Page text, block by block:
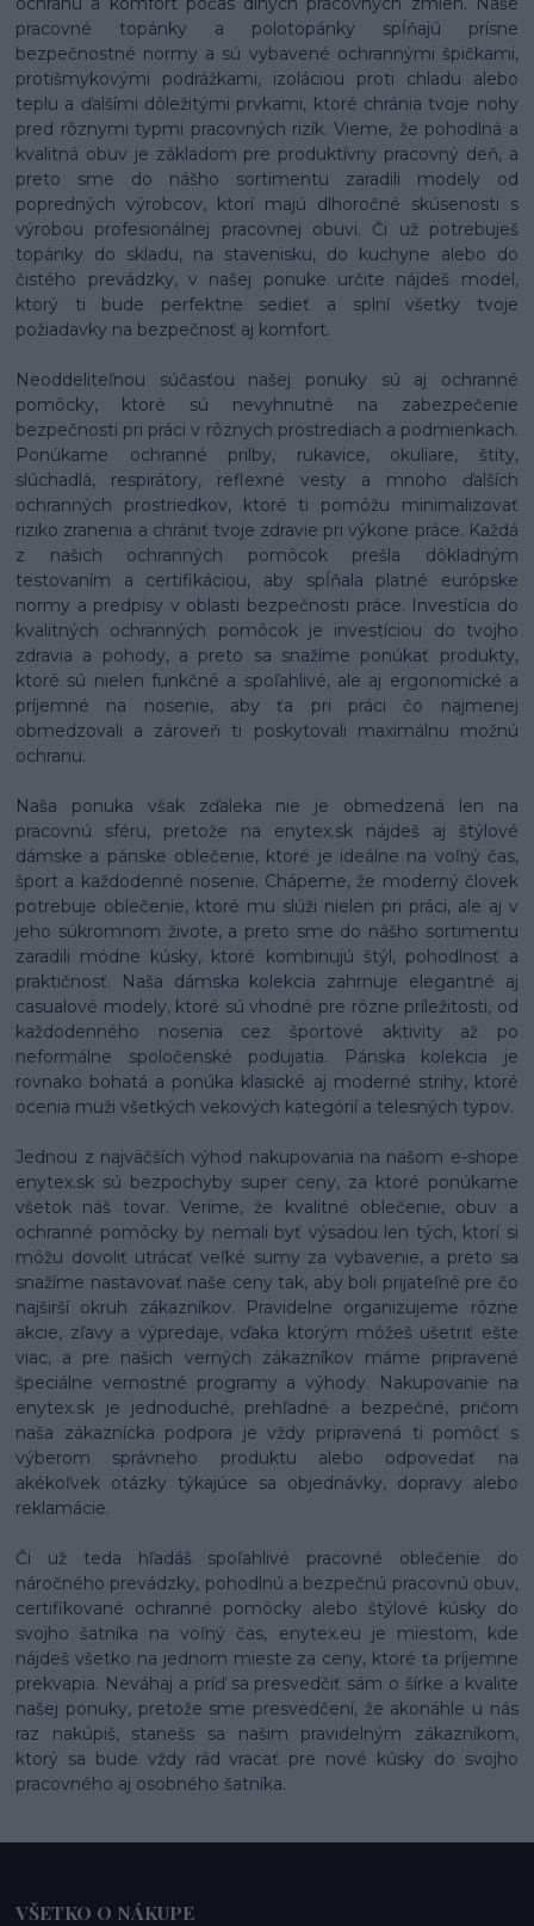
pracovné topánky a polotopánky spĺňajú prísne
bezpečnostné normy a sú vybavené ochrannými špičkami,
protišmykovými podrážkami, izoláciou proti chladu alebo
teplu a ďalšími dôležitými prvkami, ktoré chránia tvoje nohy
pred rôznymi typmi pracovných rizík. Vieme, že pohodlná a
kvalitná obuv je základom pre produktívny pracovný deň, a
preto sme do nášho sortimentu zaradili modely od
popredných výrobcov, ktorí majú dlhoročné skúsenosti s
výrobou profesionálnej pracovnej obuvi. Či už potrebuješ
topánky do skladu, na stavenisku, do kuchyne alebo do
čistého prevádzky, v našej ponuke určite nájdeš model,
ktorý ti bude perfektne sedieť a splní všetky tvoje
požiadavky na bezpečnosť aj komfort.
Neoddeliteľnou súčasťou našej ponuky sú aj ochranné
pomôcky, ktoré sú nevyhnutné na zabezpečenie
bezpečnosti pri práci v rôznych prostrediach a podmienkach.
Ponúkame ochranné prilby, rukavice, okuliare, štíty,
slúchadlá, respirátory, reflexné vesty a mnoho ďalších
ochranných prostriedkov, ktoré ti pomôžu minimalizovať
riziko zranenia a chrániť tvoje zdravie pri výkone práce. Každá
z našich ochranných pomôcok prešla dôkladným
testovaním a certifikáciou, aby spĺňala platné európske
normy a predpisy v oblasti bezpečnosti práce. Investícia do
kvalitných ochranných pomôcok je investíciou do tvojho
zdravia a pohody, a preto sa snažíme ponúkať produkty,
ktoré sú nielen funkčné a spoľahlivé, ale aj ergonomické a
príjemné na nosenie, aby ťa pri práci čo najmenej
obmedzovali a zároveň ti poskytovali maximálnu možnú
ochranu.
Naša ponuka však zďaleka nie je obmedzená len na
pracovnú sféru, pretože na enytex.sk nájdeš aj štýlové
dámske a pánske oblečenie, ktoré je ideálne na voľný čas,
šport a každodenné nosenie. Chápeme, že moderný človek
potrebuje oblečenie, ktoré mu slúži nielen pri práci, ale aj v
jeho súkromnom živote, a preto sme do nášho sortimentu
zaradili módne kúsky, ktoré kombinujú štýl, pohodlnosť a
praktičnosť. Naša dámska kolekcia zahrnuje elegantné aj
casualové modely, ktoré sú vhodné pre rôzne príležitosti, od
každodenného nosenia cez športové aktivity až po
neformálne spoločenské podujatia. Pánska kolekcia je
rovnako bohatá a ponúka klasické aj moderné strihy, ktoré
ocenia muži všetkých vekových kategórií a telesných typov.
Jednou z najväčších výhod nakupovania na našom e-shope
enytex.sk sú bezpochyby super ceny, za ktoré ponúkame
všetok náš tovar. Veríme, že kvalitné oblečenie, obuv a
ochranné pomôcky by nemali byť výsadou len tých, ktorí si
môžu dovoliť utrácať veľké sumy za vybavenie, a preto sa
snažíme nastavovať naše ceny tak, aby boli prijateľné pre čo
najširší okruh zákazníkov. Pravidelne organizujeme rôzne
akcie, zľavy a výpredaje, vďaka ktorým môžeš ušetriť ešte
viac, a pre našich verných zákazníkov máme pripravené
špeciálne vernostné programy a výhody. Nakupovanie na
enytex.sk je jednoduché, prehľadné a bezpečné, pričom
naša zákaznícka podpora je vždy pripravená ti pomôcť s
výberom správneho produktu alebo odpovedať na
akékoľvek otázky týkajúce sa objednávky, dopravy alebo
reklamácie.
Či už teda hľadáš spoľahlivé pracovné oblečenie do
náročného prevádzky, pohodlnú a bezpečnú pracovnú obuv,
certifikované ochranné pomôcky alebo štýlové kúsky do
svojho šatníka na voľný čas, enytex.eu je miestom, kde
nájdeš všetko na jednom mieste za ceny, ktoré ťa príjemne
prekvapia. Neváhaj a príď sa presvedčiť sám o šírke a kvalite
našej ponuky, pretože sme presvedčení, že akonáhle u nás
raz nakúpiš, stanešs sa našim pravidelným zákazníkom,
ktorý sa bude vždy rád vracať pre nové kúsky do svojho
pracovného aj osobného šatníka.
VŠETKO O NÁKUPE